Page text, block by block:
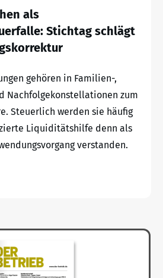
als
Stichtag schlägt
gehören in Familien-,
Nachfolgekonstellationen zum
Steuerlich werden sie häufig
Liquiditätshilfe denn als
verstanden.